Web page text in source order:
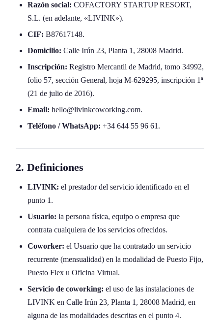
Razón social: COFACTORY STARTUP RESORT,
S.L. (en adelante, «LIVINK»).
CIF: B87617148.
Domicilio: Calle Irún 23, Planta 1, 28008 Madrid.
Inscripción: Registro Mercantil de Madrid, tomo 34992,
folio 57, sección General, hoja M-629295, inscripción 1ª
(21 de julio de 2016).
Email: hello@livinkcoworking.com.
Teléfono / WhatsApp: +34 644 55 96 61.
2. Definiciones
LIVINK: el prestador del servicio identificado en el
punto 1.
Usuario: la persona física, equipo o empresa que
contrata cualquiera de los servicios ofrecidos.
Coworker: el Usuario que ha contratado un servicio
recurrente (mensualidad) en la modalidad de Puesto Fijo,
Puesto Flex u Oficina Virtual.
Servicio de coworking: el uso de las instalaciones de
LIVINK en Calle Irún 23, Planta 1, 28008 Madrid, en
alguna de las modalidades descritas en el punto 4.